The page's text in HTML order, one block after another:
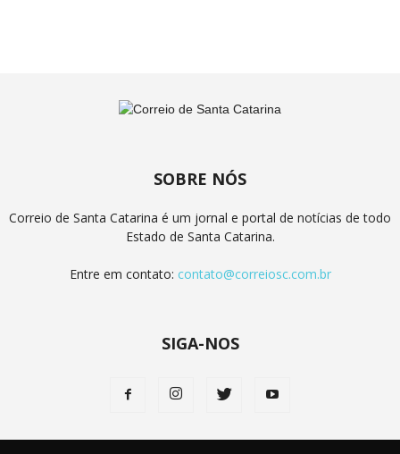
SOBRE NÓS
Correio de Santa Catarina é um jornal e portal de notícias de todo
Estado de Santa Catarina.
Entre em contato: contato@correiosc.com.br
SIGA-NOS